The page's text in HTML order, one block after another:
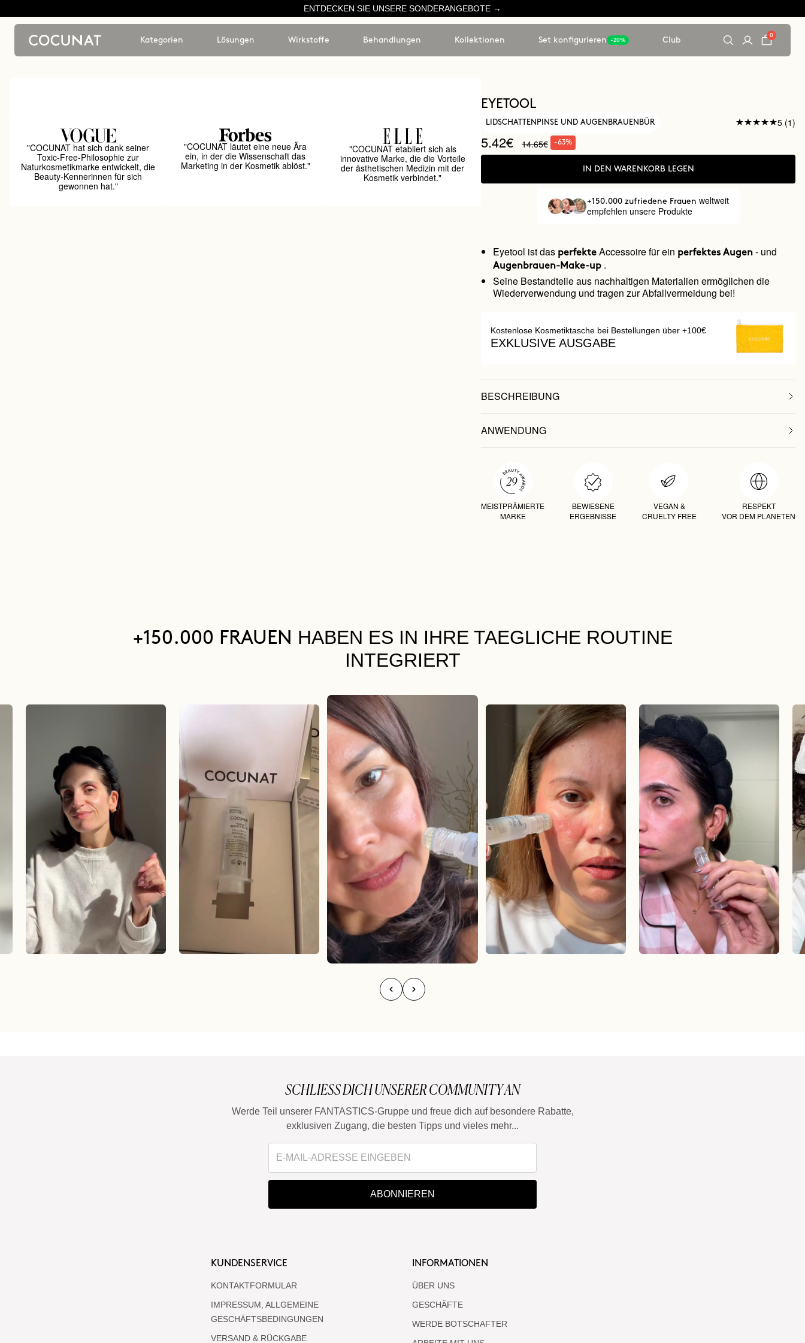
ENTDECKEN SIE UNSERE SONDERANGEBOTE →
Kategorien Lösungen Wirkstoffe Behandlungen Kollektionen Set konfigurieren -20% Club
0
"COCUNAT hat sich dank seiner
Toxic-Free-Philosophie zur
Naturkosmetikmarke entwickelt, die
Beauty-Kennerinnen für sich
gewonnen hat."
"COCUNAT läutet eine neue Ära
ein, in der die Wissenschaft das
Marketing in der Kosmetik ablöst."
"COCUNAT etabliert sich als
innovative Marke, die die Vorteile
der ästhetischen Medizin mit der
Kosmetik verbindet."
EYETOOL
LIDSCHATTENPINSE UND AUGENBRAUENBÜR 5 (1)
5.42€ 14.65€ -63%
IN DEN WARENKORB LEGEN
+150.000 zufriedene Frauenweltweit
empfehlen unsere Produkte
Eyetool ist das perfekte Accessoire für ein perfektes Augen - und
Augenbrauen-Make-up .
Seine Bestandteile aus nachhaltigen Materialien ermöglichen die
Wiederverwendung und tragen zur Abfallvermeidung bei!
Kostenlose Kosmetiktasche bei Bestellungen über +100€
EXKLUSIVE AUSGABE
BESCHREIBUNG
ANWENDUNG
MEISTPRÄMIERTE
MARKE
BEWIESENE
ERGEBNISSE
VEGAN &
CRUELTY FREE
RESPEKT
VOR DEM PLANETEN
+150.000 FRAUEN HABEN ES IN IHRE TAEGLICHE ROUTINE
INTEGRIERT
SCHLIESS DICH UNSERER COMMUNITY AN
Werde Teil unserer FANTASTICS-Gruppe und freue dich auf besondere Rabatte,
exklusiven Zugang, die besten Tipps und vieles mehr...
ABONNIEREN
KUNDENSERVICE
KONTAKTFORMULAR
IMPRESSUM, ALLGEMEINE
GESCHÄFTSBEDINGUNGEN
VERSAND & RÜCKGABE
INFORMATIONEN
ÜBER UNS
GESCHÄFTE
WERDE BOTSCHAFTER